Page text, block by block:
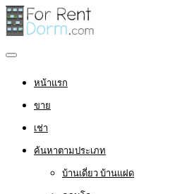
หน้าแรก
ขาย
เช่า
ค้นหาตามประเภท
บ้านเดี่ยว บ้านแฝด